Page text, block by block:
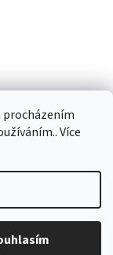
procházením
Více
práva vyhrazena.